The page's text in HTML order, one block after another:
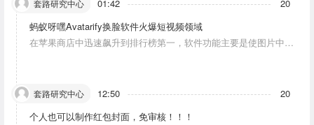
套路研究中心 01:42
20
蚂蚁呀嘿Avatarify换脸软件火爆短视频领域
在苹果商店中迅速飙升到排行榜第一，软件功能主要是使图片中的
套路研究中心 12:50
20
个人也可以制作红包封面，免审核！！！